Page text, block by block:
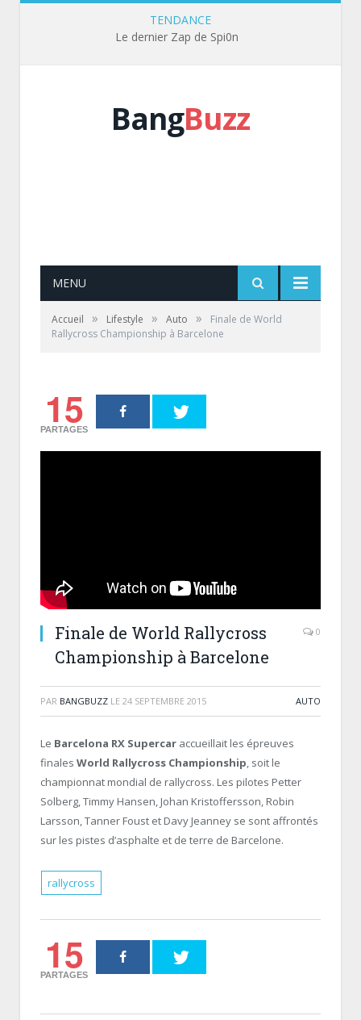
TENDANCE
Le dernier Zap de Spi0n
BangBuzz
MENU
Accueil » Lifestyle » Auto »
Finale de World
Rallycross Championship à Barcelone
15
PARTAGES
Finale de World Rallycross
Championship à Barcelone
0
PAR BANGBUZZ LE 24 SEPTEMBRE 2015 AUTO
Le Barcelona RX Supercar accueillait les épreuves
finales World Rallycross Championship, soit le
championnat mondial de rallycross. Les pilotes Petter
Solberg, Timmy Hansen, Johan Kristoffersson, Robin
Larsson, Tanner Foust et Davy Jeanney se sont affrontés
sur les pistes d’asphalte et de terre de Barcelone.
rallycross
15
PARTAGES